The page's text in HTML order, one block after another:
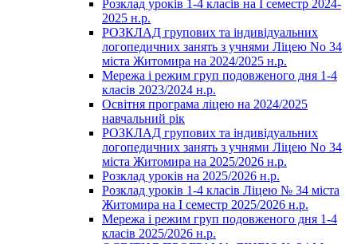
Розклад уроків 1-4 класів на І семестр 2024-
2025 н.р.
РОЗКЛАД групових та індивідуальних
логопедичних занять з учнями Ліцею No 34
міста Житомира на 2024/2025 н.р.
Мережа і режим груп подовженого дня 1-4
класів 2023/2024 н.р.
Освітня програма ліцею на 2024/2025
навчальний рік
РОЗКЛАД групових та індивідуальних
логопедичних занять з учнями Ліцею No 34
міста Житомира на 2025/2026 н.р.
Розклад уроків на 2025/2026 н.р.
Розклад уроків 1-4 класів Ліцею № 34 міста
Житомира на І семестр 2025/2026 н.р.
Мережа і режим груп подовженого дня 1-4
класів 2025/2026 н.р.